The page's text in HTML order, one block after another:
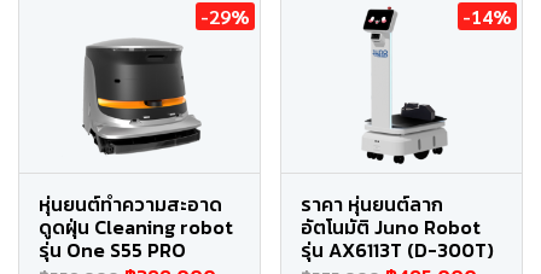
-29%
หุ่นยนต์ทำความสะอาด
ดูดฝุ่น Cleaning robot
รุ่น One S55 PRO
-14%
ราคา หุ่นยนต์ลาก
อัตโนมัติ Juno Robot
รุ่น AX6113T (D-300T)